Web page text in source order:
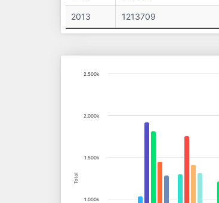
2013 1213709
Chart
The chart has 1 X axis displaying
The chart has 1 Y axis displaying
Total
1.000k
1.500k
2.000k
2.500k